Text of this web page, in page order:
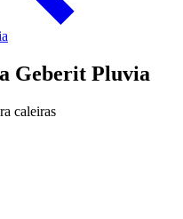
Geberit Pluvia
caleiras